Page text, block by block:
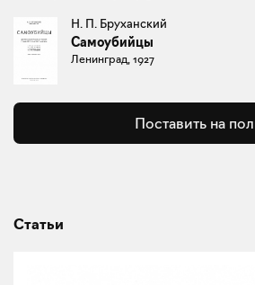
Н. П. Бруханский
Самоубийцы
Ленинград, 1927
Поставить на
Статьи